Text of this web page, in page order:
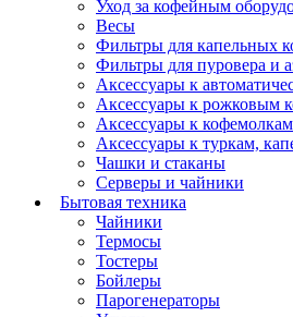
Уход за кофейным
Весы
Фильтры для капельных
Фильтры для пуровера и
Аксессуары к
Аксессуары к рожковым
Аксессуары к кофемолкам
Аксессуары к туркам,
Чашки и стаканы
Серверы и чайники
Бытовая техника
Чайники
Термосы
Тостеры
Бойлеры
Парогенераторы